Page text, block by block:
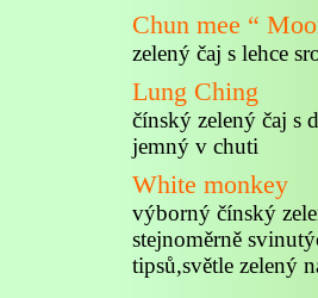
Chun mee “
zelený čaj s lehce
Lung Ching
čínský zelený čaj s
jemný v chuti
White monkey
výborný čínský
stejnoměrně
tipsů,světle zelený